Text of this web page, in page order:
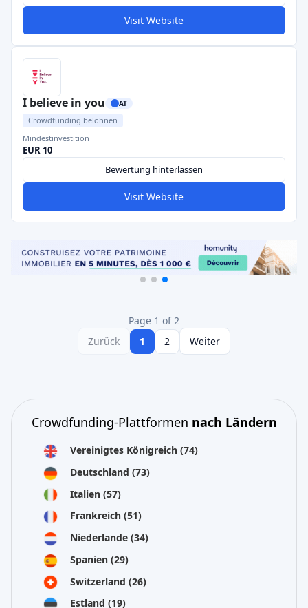
Visit Website
I believe in you AT
Crowdfunding belohnen
Mindestinvestition
EUR 10
Bewertung hinterlassen
Visit Website
Page 1 of 2
Zurück
1 2 Weiter
Crowdfunding-Plattformen nach Ländern
Vereinigtes Königreich (74)
Deutschland (73)
Italien (57)
Frankreich (51)
Niederlande (34)
Spanien (29)
Switzerland (26)
Estland (19)